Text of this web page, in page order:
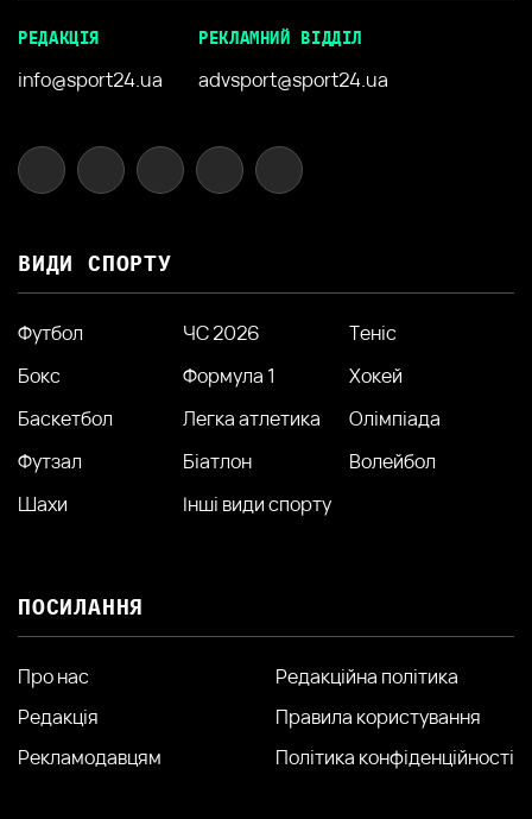
РЕДАКЦІЯ
info@sport24.ua
РЕКЛАМНИЙ ВІДДІЛ
advsport@sport24.ua
ВИДИ СПОРТУ
Футбол ЧС 2026
Теніс
Бокс
Формула 1
Хокей
Баскетбол
Легка атлетика
Олімпіада
Футзал
Біатлон
Волейбол
Шахи
Інші види спорту
ПОСИЛАННЯ
Про нас
Редакція
Рекламодавцям
Редакційна політика
Правила користування
Політика конфіденційності